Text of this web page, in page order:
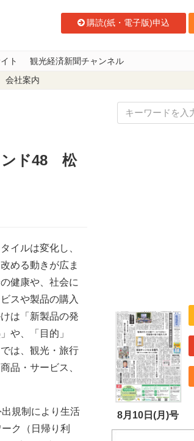
購読(紙・電子版)申込
ト 観光経済新聞チャンネル
会社案内
ンド48 松
イルは変化し、
める動きが広ま
健康や、社会に
スや製品の購入
は「新製品の発
や、「目的」
は、観光・旅行
品・サービス、
規制により生活
ク（日帰り利
8月10日(月)号